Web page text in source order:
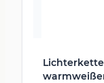
Lichterkette